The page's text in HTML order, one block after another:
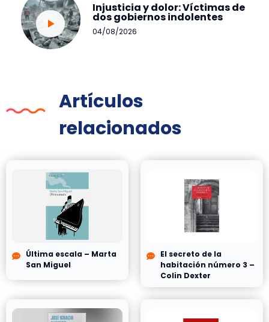
Injusticia y dolor: Víctimas de
dos gobiernos indolentes
04/08/2026
Artículos
relacionados
Última escala – Marta
San Miguel
El secreto de la
habitación número 3 –
Colin Dexter